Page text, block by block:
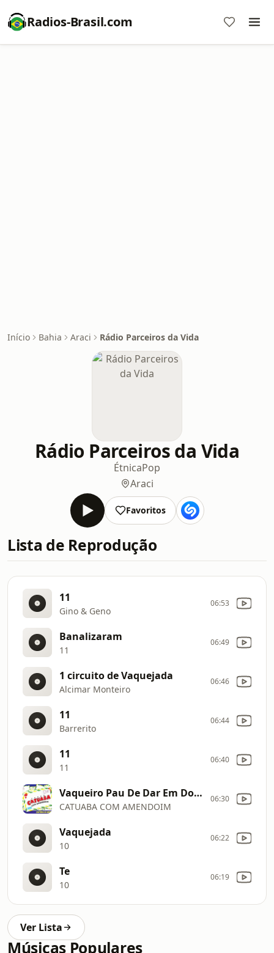
Radios-Brasil.com
Início Bahia Araci Rádio Parceiros da Vida
Rádio Parceiros da Vida
ÉtnicaPop
Araci
Favoritos
Lista de Reprodução
11
Gino & Geno
06:53
Banalizaram
11
06:49
1 circuito de Vaquejada
Alcimar Monteiro
06:46
11
Barrerito
06:44
11
11
06:40
Vaqueiro Pau De Dar Em Doido
CATUABA COM AMENDOIM
06:30
Vaquejada
10
06:22
Te
10
06:19
Ver Lista
Músicas Populares